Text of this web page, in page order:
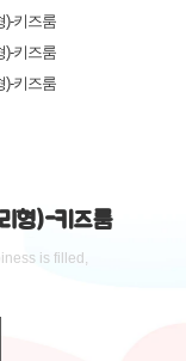
)-키즈룸
)-키즈룸
)-키즈룸
형)-키즈룸
is filled,